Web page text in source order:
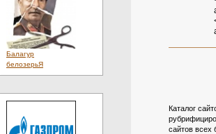
Балагур
белозерьЯ
Каталог
сайтов всех